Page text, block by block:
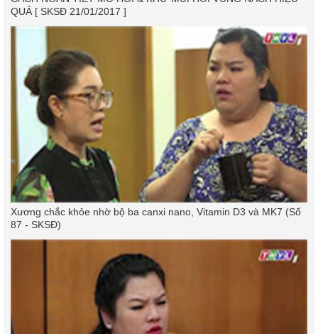
QUẢ [ SKSĐ 21/01/2017 ]
Xương chắc khỏe nhờ bộ ba canxi nano, Vitamin D3 và MK7 (Số
87 - SKSĐ)